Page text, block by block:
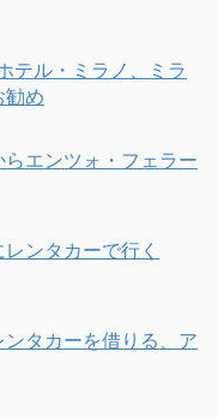
テル・ミラノ、ミラ
勧め
エンツォ・フェラー
ンタカーで行く
タカーを借りる、ア